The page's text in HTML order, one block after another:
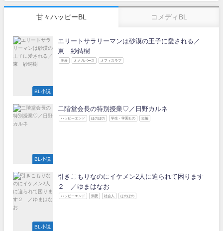
甘々ハッピーBL コメディBL
BL小説
エリートサラリーマンは砂漠の王子に愛される／
東 紗鋳樹
溺愛 オメガバース オフィスラブ
BL小説
二階堂会長の特別授業♡／日野カルネ
ハッピーエンド ほのぼの 学生・学園もの 短編
BL小説
引きこもりなのにイケメン2人に迫られて困ります
２ ／ゆまはなお
ハッピーエンド 溺愛 社会人 ほのぼの